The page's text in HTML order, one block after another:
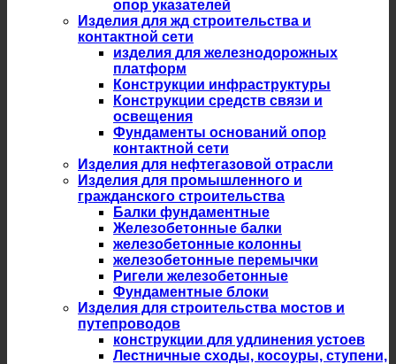
опор указателей
Изделия для жд строительства и
контактной сети
изделия для железнодорожных
платформ
Конструкции инфраструктуры
Конструкции средств связи и
освещения
Фундаменты оснований опор
контактной сети
Изделия для нефтегазовой отрасли
Изделия для промышленного и
гражданского строительства
Балки фундаментные
Железобетонные балки
железобетонные колонны
железобетонные перемычки
Ригели железобетонные
Фундаментные блоки
Изделия для строительства мостов и
путепроводов
конструкции для удлинения устоев
Лестничные сходы, косоуры, ступени,